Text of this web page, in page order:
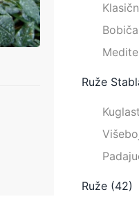
Ruže
Ruže (42)